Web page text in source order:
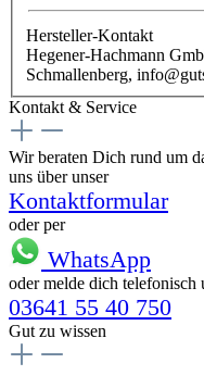
Hersteller-Kontakt
Hegener-Hachmann
Schmallenberg,
Kontakt & Service
Wir beraten Dich rund um
uns über unser
Kontaktformular
oder per
WhatsApp
oder melde dich telefonisch
03641 55 40 750
Gut zu wissen